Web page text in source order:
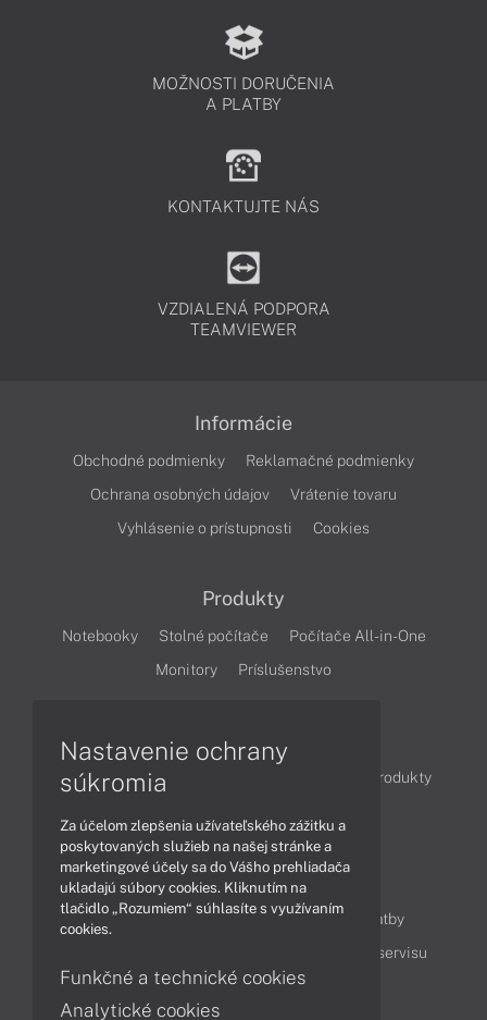
MOŽNOSTI DORUČENIA
A PLATBY
KONTAKTUJTE NÁS
VZDIALENÁ PODPORA
TEAMVIEWER
Informácie
Obchodné podmienky
Reklamačné podmienky
Ochrana osobných údajov
Vrátenie tovaru
Vyhlásenie o prístupnosti
Cookies
Produkty
Notebooky Stolné počítače
Počítače All-in-One
Monitory
Príslušenstvo
Články
Obchodné informácie
Produkty
Obsah
Ako nakupovať
Možnosti doručenia a platby
Cenník servisu
Nastavenie ochrany
súkromia
Za účelom zlepšenia užívateľského zážitku a
poskytovaných služieb na našej stránke a
marketingové účely sa do Vášho prehliadača
ukladajú súbory cookies. Kliknutím na
tlačidlo „Rozumiem“ súhlasíte s využívaním
cookies.
Funkčné a technické cookies
Analytické cookies